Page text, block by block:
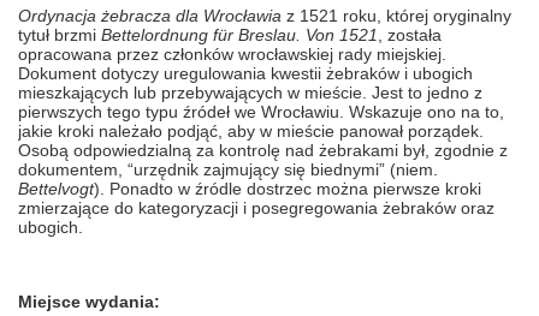
Ordynacja żebracza dla Wrocławia z 1521 roku, której oryginalny
tytuł brzmi Bettelordnung für Breslau. Von 1521
, została
opracowana przez członków wrocławskiej rady miejskiej.
Dokument dotyczy uregulowania kwestii żebraków i ubogich
mieszkających lub przebywających w mieście. Jest to jedno z
pierwszych tego typu źródeł we Wrocławiu. Wskazuje ono na to,
jakie kroki należało podjąć, aby w mieście panował porządek.
Osobą odpowiedzialną za kontrolę nad żebrakami był, zgodnie z
dokumentem, “urzędnik zajmujący się biednymi” (niem.
Bettelvogt). Ponadto w źródle dostrzec można pierwsze kroki
zmierzające do kategoryzacji i posegregowania żebraków oraz
ubogich.
Miejsce wydania: